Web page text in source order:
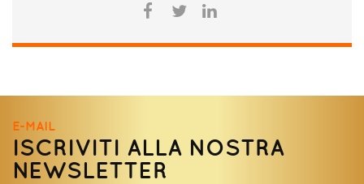
E-MAIL
ISCRIVITI ALLA NOSTRA
NEWSLETTER